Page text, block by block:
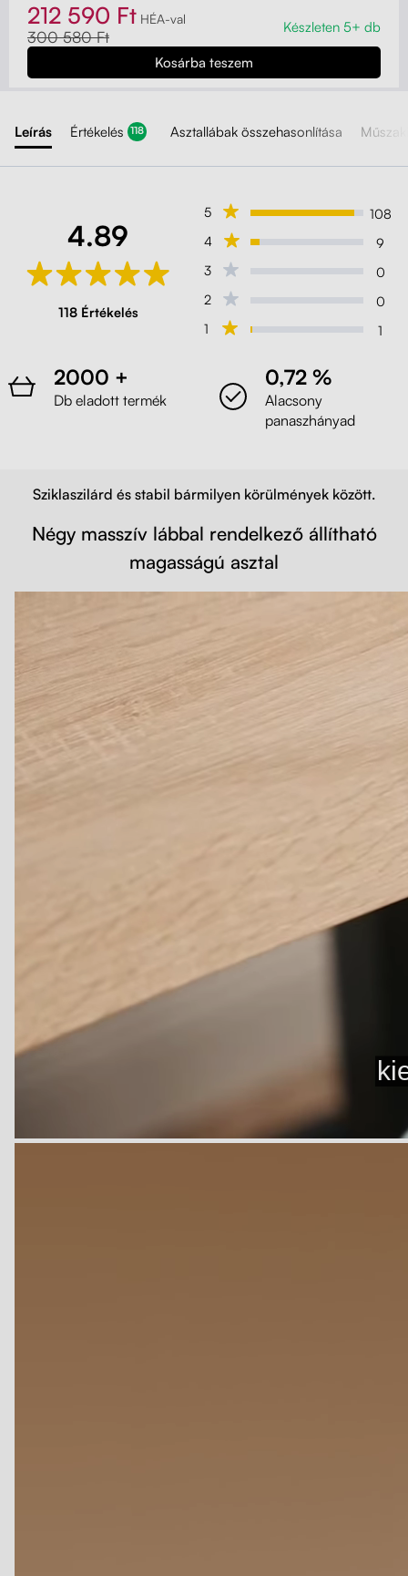
212 590 Ft HÉA-val
300 580 Ft
Készleten 5+ db
Leírás Értékelés 118 Asztallábak összehasonlítása
4.89
118 Értékelés
5
108
4
9
3
0
2
0
1
1
2000 +
Db eladott termék
0,72 %
Alacsony
panaszhányad
Sziklaszilárd és stabil bármilyen körülmények között.
Négy masszív lábbal rendelkező állítható
magasságú asztal